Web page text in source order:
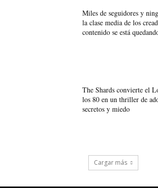
Miles de seguidores y
la clase media de los
contenido se está
The Shards convierte el
los 80 en un thriller de
secretos y miedo
Cargar más